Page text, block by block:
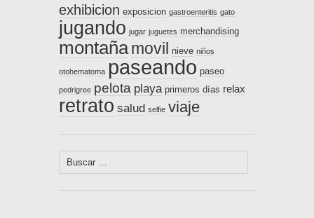
exhibicion exposicion gastroenteritis gato
jugando jugar juguetes merchandising
montañamovil nieve niños
otohematoma paseando paseo
pedrigree pelota playa primeros días relax
retrato salud selfie viaje
Buscar: